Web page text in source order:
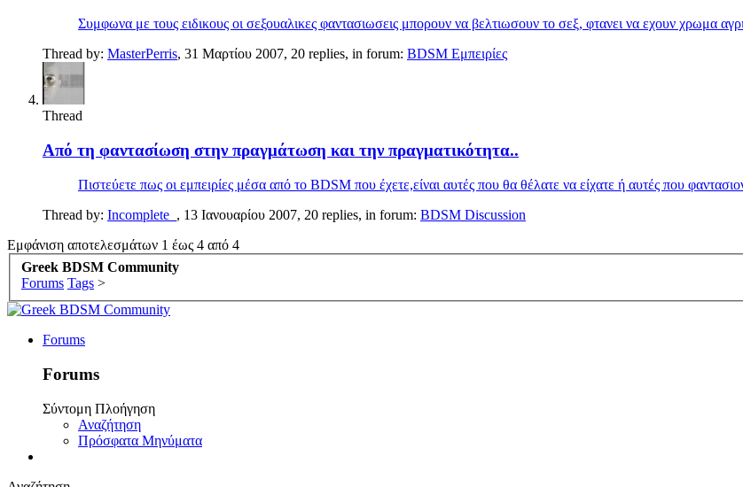
Συμφωνα με τους ειδικους οι σεξουαλικες φαντασιωσεις μπορουν να βελτιωσουν το σεξ, φτανει να εχουν χρωμα
Thread by: MasterPerris, 31 Μαρτίου 2007, 20 replies, in forum: BDSM Εμπειρίες
Thread
Από τη φαντασίωση στην πραγμάτωση και την πραγματικότητα..
Πιστεύετε πως οι εμπειρίες μέσα από το BDSM που έχετε,είναι αυτές που θα θέλατε να είχατε ή αυτές που
Thread by: Incomplete_ , 13 Ιανουαρίου 2007, 20 replies, in forum: BDSM Discussion
Εμφάνιση αποτελεσμάτων 1 έως 4 από 4
Greek BDSM Community
Forums Tags >
Forums
Forums
Σύντομη Πλοήγηση
Αναζήτηση
Πρόσφατα Μηνύματα